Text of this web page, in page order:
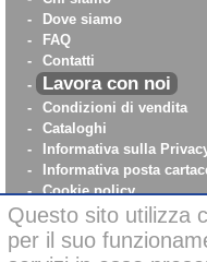
-
Dove siamo
-
FAQ
-
Contatti
-
Lavora con noi
-
Condizioni di vendita
-
Cataloghi
-
Informativa sulla
-
Informativa posta
- Cookie policy
- WhistleBlowing
Parità di Genere
Questo sito utilizza
per il suo